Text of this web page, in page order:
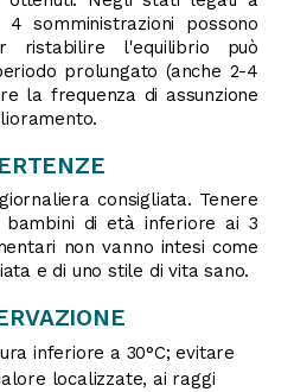
somministrazioni possono
ristabilire l'equilibrio può
prolungato (anche 2-4
la frequenza di assunzione
consigliata. Tenere
di età inferiore ai 3
non vanno intesi come
e di uno stile di vita sano.
inferiore a 30°C; evitare
localizzate, ai raggi